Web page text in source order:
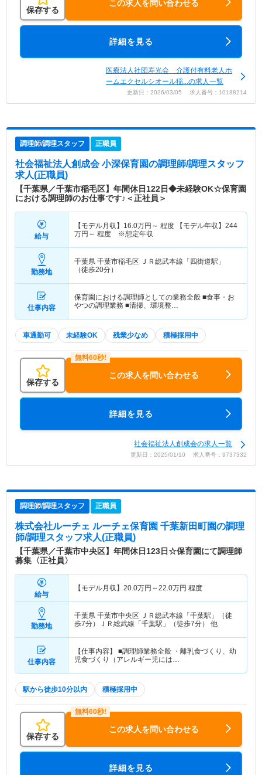
保存する
この求人を問い合わせる
詳細を見る
医療法人社団寿光会 介護付有料老人ホ
ームエクセルシオール稲...の求人一覧
更新日：2026/03/05 求人番号：10188214
調理師/調理スタッフ 正職員
社会福祉法人創成会 小深保育園の調理師/調理スタッフ
求人(正職員)
【千葉県／千葉市稲毛区】年間休日122日◆未経験OK☆保育園
における調理師のお仕事です♪＜正社員＞
給与
【モデル月収】 16.0万円～ 程度 【モデル年収】 244
万円～ 程度 ※想定年収
勤務地
千葉県 千葉市稲毛区 ＪＲ総武本線「四街道駅」
（徒歩20分）
仕事内容
保育園における調理師としての業務全般 ■食事・お
やつの調理業務 ■清掃、環境整…
車通勤可 未経験OK 残業少なめ 積極採用中
保存する
この求人を問い合わせる
詳細を見る
社会福祉法人創成会の求人一覧
更新日：2025/01/10 求人番号：9737332
調理師/調理スタッフ 正職員
株式会社ルーチェ ルーチェ保育園 千葉新田町園の調理
師/調理スタッフ求人(正職員)
【千葉県／千葉市中央区】年間休日123日☆保育園にて調理師
募集〈正社員〉
給与
【モデル月収】 20.0万円～22.0万円 程度
勤務地
千葉県 千葉市中央区 ＪＲ総武本線「千葉駅」（徒
歩7分）ＪＲ総武線「千葉駅」（徒歩7分） 他
仕事内容
【仕事内容】 ■調理師業務全般 ・離乳食づくり、幼
児食づくり（アレルギー児には…
駅から徒歩10分以内 積極採用中
保存する
この求人を問い合わせる
詳細を見る